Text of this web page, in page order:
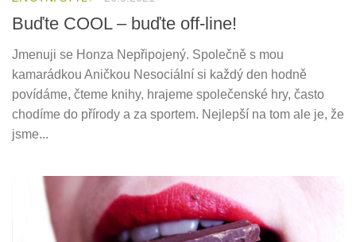
Buďte COOL – buďte off-line!
Jmenuji se Honza Nepřipojený. Společně s mou
kamarádkou Aničkou Nesociální si každý den hodně
povídáme, čteme knihy, hrajeme společenské hry, často
chodíme do přírody a za sportem. Nejlepší na tom ale je, že
jsme...